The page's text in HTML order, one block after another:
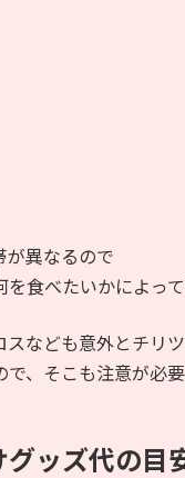
が異なるので
食べたいかによっ
なども意外とチリツ
、そこも注意が必要
ッズ代の目